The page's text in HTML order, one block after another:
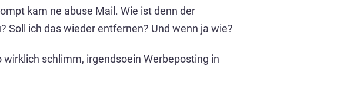
kam ne abuse Mail. Wie ist denn der
Soll ich das wieder entfernen? Und wenn ja wie?
wirklich schlimm, irgendsoein Werbeposting in